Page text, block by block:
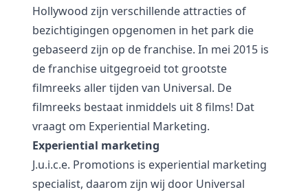
Hollywood zijn verschillende attracties of
bezichtigingen opgenomen in het park die
gebaseerd zijn op de franchise. In mei 2015 is
de franchise uitgegroeid tot grootste
filmreeks aller tijden van Universal. De
filmreeks bestaat inmiddels uit 8 films! Dat
vraagt om Experiential Marketing.
Experiential marketing
J.u.i.c.e. Promotions is experiential marketing
specialist, daarom zijn wij door Universal